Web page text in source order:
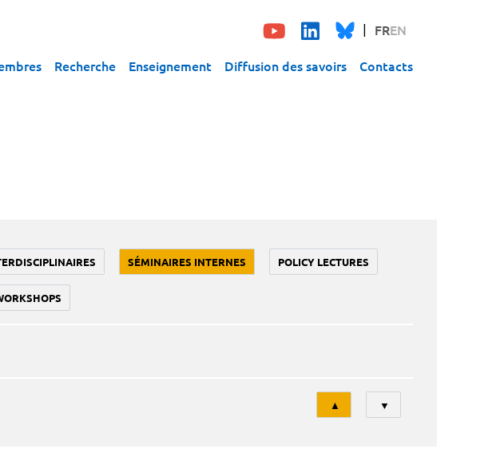
FREN
Recherche Enseignement Diffusion des savoirs Contacts
SÉMINAIRES INTERNES POLICY LECTURES
Tri
▲ ▼